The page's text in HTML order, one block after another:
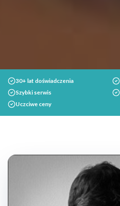
30+ lat doświadczenia
Szybki serwis
Uczciwe ceny